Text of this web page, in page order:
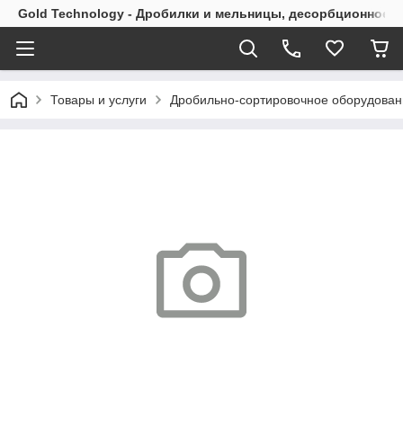
Gold Technology - Дробилки и мельницы, десорбционное
Товары и услуги Дробильно-сортировочное